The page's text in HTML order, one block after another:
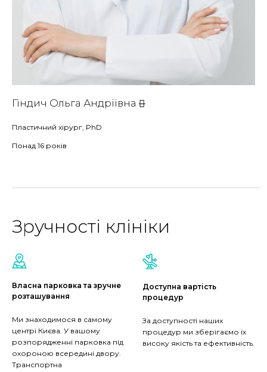
Гіндич Ольга Андріївна
Пластичний хірург, PhD
Понад 16 років
Зручності клініки
Власна парковка та зручне
розташування
Ми знаходимося в самому
центрі Києва. У вашому
розпорядженні парковка під
охороною всередині двору.
Транспортна
Доступна вартість
процедур
За доступності наших
процедур ми зберігаємо їх
високу якість та ефективність.